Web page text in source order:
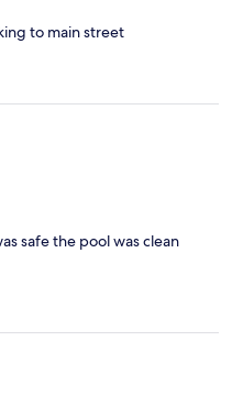
to main street
safe the pool was clean